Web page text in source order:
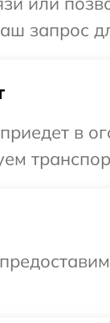
запрос
в